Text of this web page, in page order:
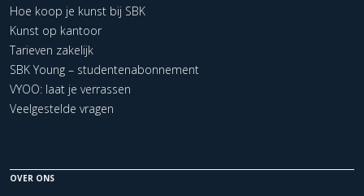
Hoe koop je kunst bij SBK
Kunst op kantoor
Tarieven zakelijk
SBK Young – studentenabonnement
VYOO: laat je verrassen
Veelgestelde vragen
OVER ONS